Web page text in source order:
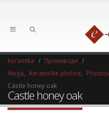
Keramika
Производи
Akcija
Keramičke pločice
Castle honey oak
Castle honey oak